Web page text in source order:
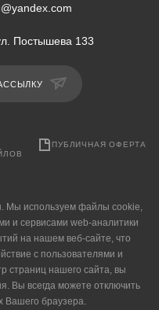
Постышева 133
ПУБЛИЧНАЯ ОФЕРТА
Мы используем файлы cookie,
и сервисами web-аналитики
на нашем веб-сайте, что
с пользователями и
страниц нашего сайта, вы
Вы всегда можете отключить
Вашего браузера.